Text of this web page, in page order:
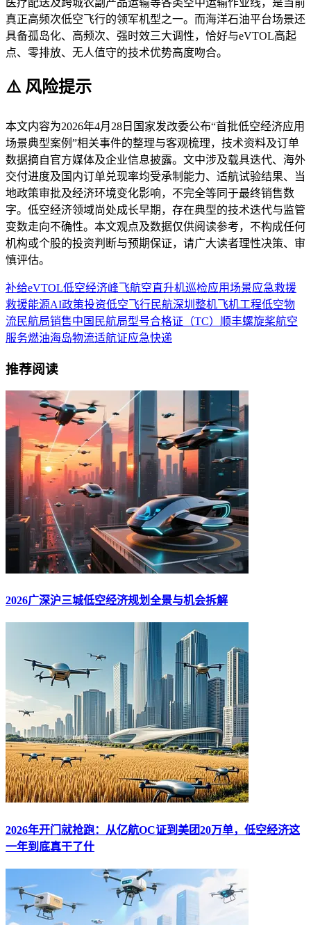
真正高频次低空飞行的领军机型之一。而海洋石油平台场景还
具备孤岛化、高频次、强时效三大调性，恰好与eVTOL高起
点、零排放、无人值守的技术优势高度吻合。
⚠️ 风险提示
本文内容为2026年4月28日国家发改委公布“首批低空经济应用
场景典型案例”相关事件的整理与客观梳理，技术资料及订单
数据摘自官方媒体及企业信息披露。文中涉及载具迭代、海外
交付进度及国内订单兑现率均受承制能力、适航试验结果、当
地政策审批及经济环境变化影响，不完全等同于最终销售数
字。低空经济领域尚处成长早期，存在典型的技术迭代与监管
变数走向不确性。本文观点及数据仅供阅读参考，不构成任何
机构或个股的投资判断与预期保证，请广大读者理性决策、审
慎评估。
补给eVTOL低空经济峰飞航空直升机巡检应用场景应急救援
救援能源AI政策投资低空飞行民航深圳 整机飞机工程低空物
流民航局销售中国民航局型号合格证（TC） 顺丰螺旋桨航空
服务燃油海岛物流适航证应急快递
推荐阅读
2026广深沪三城低空经济规划全景与机会拆解
2026年开门就抢跑：从亿航OC证到美团20万单，低空经济这
一年到底真干了什